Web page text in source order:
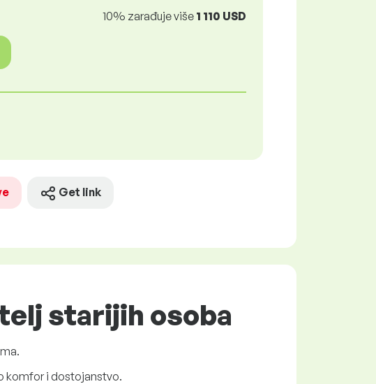
10% zarađuje više 1 110 USD
Get link
starijih osoba
komfor i dostojanstvo.